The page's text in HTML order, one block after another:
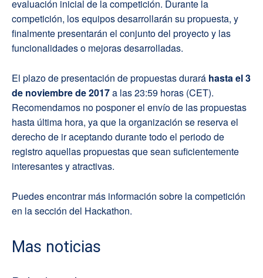
evaluación inicial de la competición. Durante la
competición, los equipos desarrollarán su propuesta, y
finalmente presentarán el conjunto del proyecto y las
funcionalidades o mejoras desarrolladas.
El plazo de presentación de propuestas durará hasta el 3
de noviembre de 2017a las 23:59 horas (CET).
Recomendamos no posponer el envío de las propuestas
hasta última hora, ya que la organización se reserva el
derecho de ir aceptando durante todo el periodo de
registro aquellas propuestas que sean suficientemente
interesantes y atractivas.
Puedes encontrar más información sobre la competición
en la sección del Hackathon.
Mas noticias